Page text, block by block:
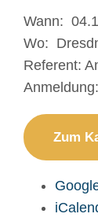
Wann:
Wo:
Referent:
Zum